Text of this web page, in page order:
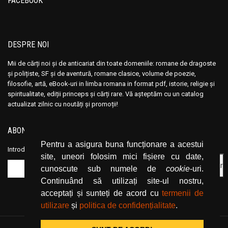
Pentru a asigura buna funcționare a acestui
site, uneori folosim mici fișiere cu date,
cunoscute sub numele de cookie-uri.
Continuând să utilizați site-ul nostru,
acceptați și sunteți de acord cutermenii de
utilizare și politica de confidențialitate.
Ana Maria Marin
Anatoli Ribakov
Anatolie Panis
Anca Dan
Andocide
Andre Bejin
Andre Leroi-Gourhan
Andre Malraux
Andre Maurois
Andre Miquel
Ana Maria Marin
Anatoli Ribakov
Anatolie Panis
Anca Dan
Andocide
Andre Bejin
Andre Leroi-Gourhan
Andre Malraux
Andre Maurois
Andre Miquel
DESPRE NOI
Mii de cărți noi și de anticariat din toate domeniile: romane de dragoste
și polițiste, SF și de aventură, romane clasice, volume de poezie,
filosofie, artă, eBook-uri in limba romana in format pdf, istorie, religie și
spiritualitate, ediții princeps și cărți rare. Vă așteptăm cu un catalog
actualizat zilnic cu noutăți și promoții!
ABONEAZĂ-TE LA NEWSLETTER
Introduceți adresa dvs. de email și dați click pe butonul de abonare.